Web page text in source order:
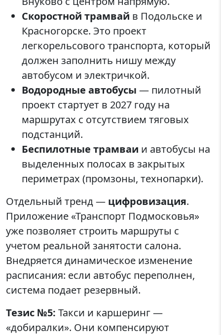
Скоростной трамвай в Подольске и
Красногорске. Это проект
легкорельсового транспорта, который
должен заполнить нишу между
автобусом и электричкой.
Водородные автобусы — пилотный
проект стартует в 2027 году на
маршрутах с отсутствием тяговых
подстанций.
Беспилотные трамваи и автобусы на
выделенных полосах в закрытых
периметрах (промзоны, технопарки).
Отдельный тренд — цифровизация.
Приложение «Транспорт Подмосковья»
уже позволяет строить маршруты с
учетом реальной занятости салона.
Внедряется динамическое изменение
расписания: если автобус переполнен,
система подает резервный.
Тезис №5: Такси и каршеринг —
«добиралки». Они компенсируют